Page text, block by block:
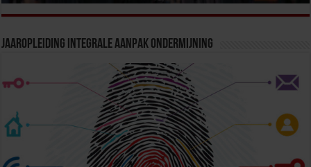
Jaaropleiding Integrale Aanpak Ondermijning